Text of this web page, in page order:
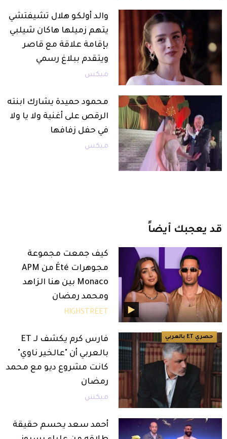
والد أولكو هلال تشيفتشي
يتهم زميلها هاكان شيلبي
بإقامة علاقة مع قاصر
ويتقدم ببلاغ رسمي
ميكس
محمود حميدة يشارك ابنته
الرقص على أغنية ولا يا ولا
في حفل زفافها
ميكس
قد يعجبك أيضاً
كيف جمعت مجموعة
مجوهرات Été من APM
Monaco بين هنا الزاهد
ومحمد رمضان
HIGHSTREET
حصري ET بالعربي
فارس كرم يكشف لـ ET
بالعربي أن "عالخير ناوي"
كانت مشروع ديو مع محمد
رمضان
ميكس
أحمد سعد يحسم حقيقة